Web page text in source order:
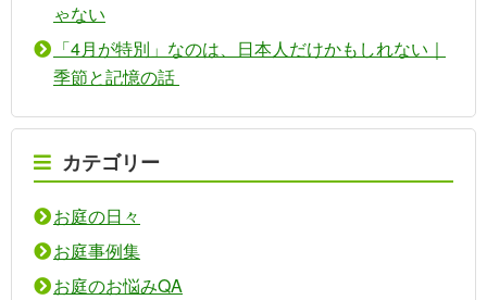
ゃない
「4月が特別」なのは、日本人だけかもしれない｜
季節と記憶の話
カテゴリー
お庭の日々
お庭事例集
お庭のお悩みQA